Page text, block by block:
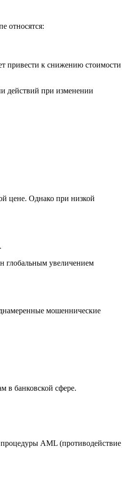
относятся:
привести к снижению стоимости
действий при изменении
цене. Однако при низкой
глобальным увеличением
мошеннические
в банковской сфере.
AML (противодействие